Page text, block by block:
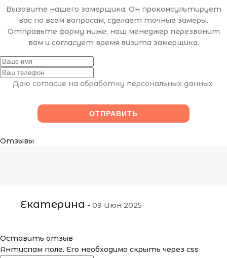
Вызовите нашего замерщика. Он проконсультирует
вас по всем вопросам, сделает точные замеры.
Отправьте форму ниже, наш менеджер перезвонит
вам и согласует время визита замерщика.
Даю согласие на обработку персональных данных
Отзывы
Екатерина - 09 Июн 2025
Оставить отзыв
Антиспам поле. Его необходимо скрыть через css